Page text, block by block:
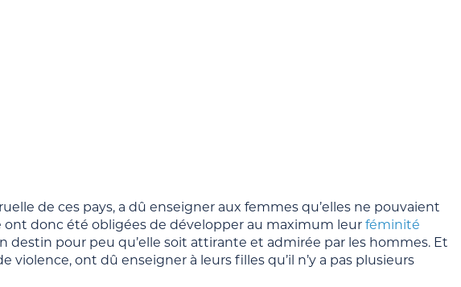
de ces pays, a dû enseigner aux femmes qu’elles ne pouvaient
ont donc été obligées de développer au maximum leur féminité
pour peu qu’elle soit attirante et admirée par les hommes. Et
ont dû enseigner à leurs filles qu’il n’y a pas plusieurs